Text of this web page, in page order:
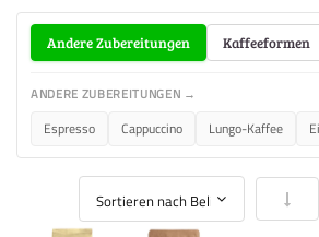
Andere Zubereitungen Kaffeeformen
ANDERE ZUBEREITUNGEN →
Espresso Cappuccino Lungo-Kaffee
In